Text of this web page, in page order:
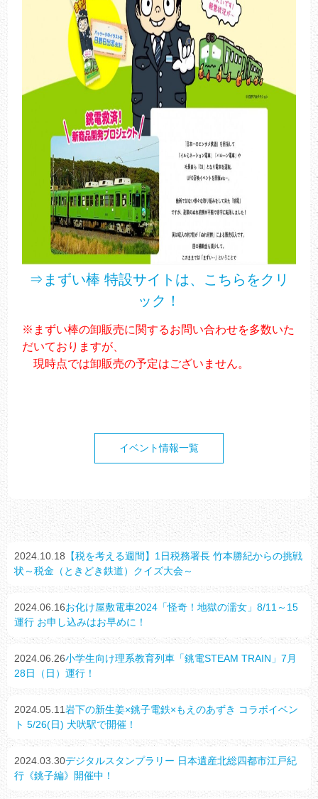
⇒まずい棒 特設サイトは、こちらをクリ
ック！
※まずい棒の卸販売に関するお問い合わせを多数いた
だいておりますが、
現時点では卸販売の予定はございません。
イベント情報一覧
2024.10.18 【税を考える週間】1日税務署長 竹本勝紀からの挑戦
状～税金（ときどき鉄道）クイズ大会～
2024.06.16お化け屋敷電車2024「怪奇！地獄の濡女」8/11～15
運行 お申し込みはお早めに！
2024.06.26小学生向け理系教育列車「銚電STEAM TRAIN」7月
28日（日）運行！
2024.05.11岩下の新生姜×銚子電鉄×もえのあずき コラボイベン
ト 5/26(日) 犬吠駅で開催！
2024.03.30デジタルスタンプラリー 日本遺産北総四都市江戸紀
行《銚子編》開催中！